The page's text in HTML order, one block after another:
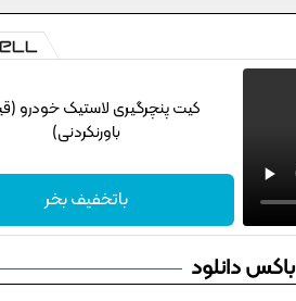
کیت پنچرگیری لاستیک خودرو
باورنکردنی)
باتخفیف بخر
باکس دانلود